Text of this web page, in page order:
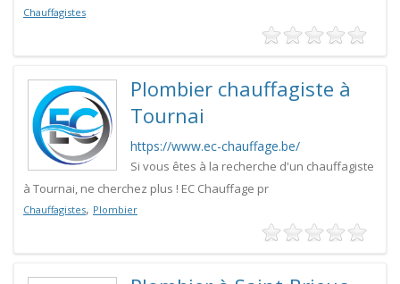
Chauffagistes
Plombier chauffagiste à
Tournai
https://www.ec-chauffage.be/
Si vous êtes à la recherche d'un chauffagiste
à Tournai, ne cherchez plus ! EC Chauffage pr
Chauffagistes, Plombier